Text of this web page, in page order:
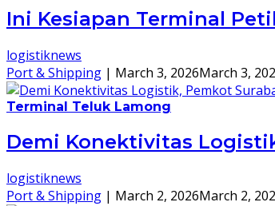
Ini Kesiapan Terminal
logistiknews
Port & Shipping | March 3, 2026March 3,
Terminal Teluk Lamong
Demi Konektivitas
logistiknews
Port & Shipping | March 2, 2026March 2,